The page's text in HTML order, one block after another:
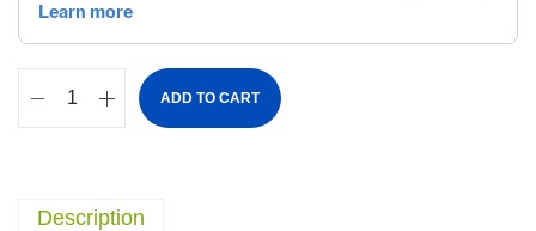
ADD TO CART
Description